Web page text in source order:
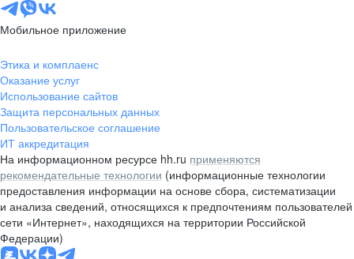
Мобильное приложение
Этика и комплаенс
Оказание услуг
Использование сайтов
Защита персональных данных
Пользовательское соглашение
ИТ аккредитация
На информационном ресурсе hh.ru применяются
рекомендательные технологии (информационные технологии
предоставления информации на основе сбора, систематизации
и анализа сведений, относящихся к предпочтениям пользователей
сети «Интернет», находящихся на территории Российской
Федерации)